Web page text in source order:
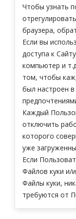
Чтобы узнать
браузера,
Если вы
доступа к
компьютер и
том, чтобы
был настроен
Каждый
отключить
которого
уже
Если
Файлов куки и/
Файлы куки,
требуются от